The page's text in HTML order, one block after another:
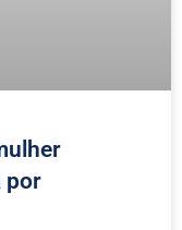
por